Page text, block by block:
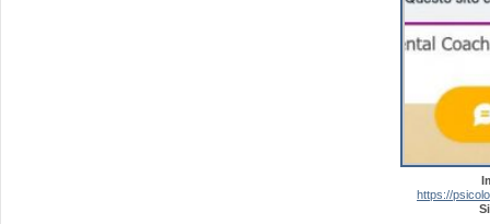
https://